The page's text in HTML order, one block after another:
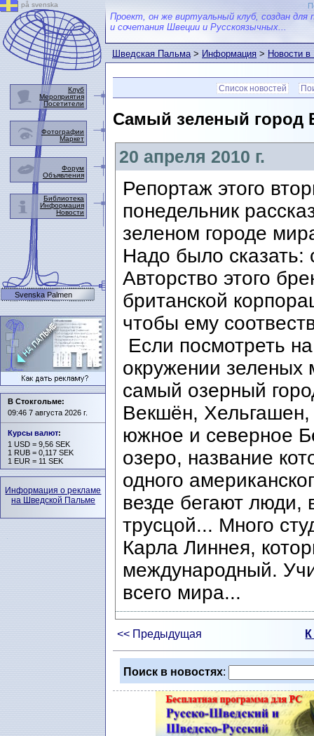
Проект, он же виртуальный клуб, создан для
и сочетания Швеции и Русскоязычных...
Шведская Пальма>Информация>Новости
Список новостей
Самый зеленый город
20 апреля 2010 г.
Репортаж этого
понедельник
зеленом городе
Надо было
Авторство этого
британской
чтобы ему
Если посмотреть
окружении зеленых
самый озерный
Векшён,
южное и северное
озеро, название
одного
везде бегают люди,
трусцой... Много
Карла Линнея,
международный.
всего мира...
<< Предыдущая
Поиск в новостях:
på svenska
Клуб
Мероприятия
Посетители
Фотографии
Маркет
Форум
Объявления
Библиотека
Информация
Новости
Svenska Palmen
В Стокгольме:
09:46 7 августа 2026 г.
Курсы валют:
1 USD = 9,56 SEK
1 RUB = 0,117 SEK
1 EUR = 11 SEK
Информация о рекламе
на Шведской Пальме